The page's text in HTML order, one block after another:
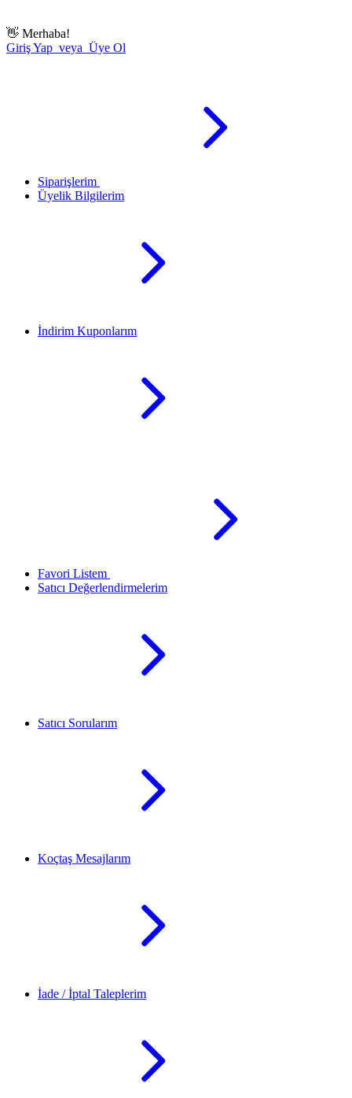
👋 Merhaba!
Giriş Yap veya Üye Ol
Siparişlerim
Üyelik Bilgilerim
İndirim Kuponlarım
Favori Listem
Satıcı Değerlendirmelerim
Satıcı Sorularım
Koçtaş Mesajlarım
İade / İptal Taleplerim